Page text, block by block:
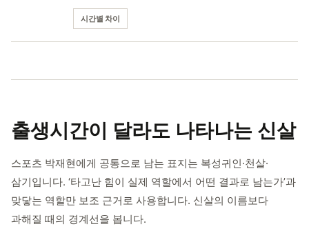
시간별 차이
출생시간이 달라도 나타나는 신살
스포츠 박재현에게 공통으로 남는 표지는 복성귀인·천살·
삼기입니다. ‘타고난 힘이 실제 역할에서 어떤 결과로 남는가’과
맞닿는 역할만 보조 근거로 사용합니다. 신살의 이름보다
과해질 때의 경계선을 봅니다.